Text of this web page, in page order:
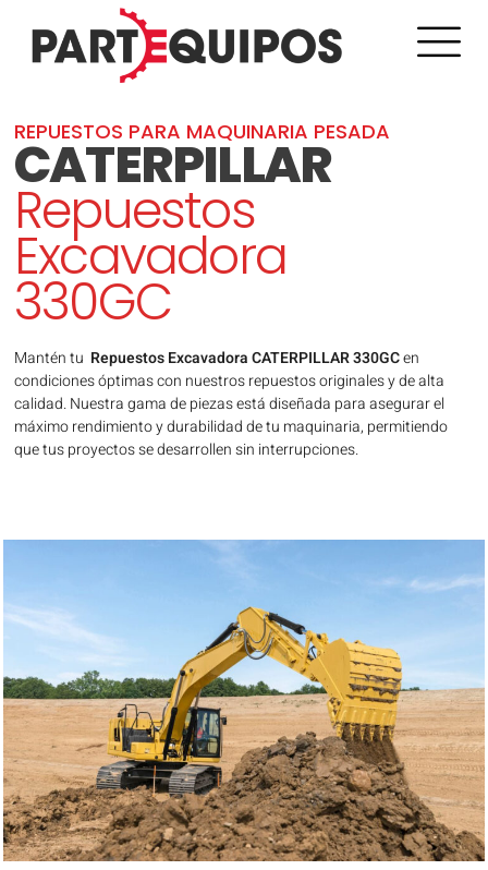
REPUESTOS PARA MAQUINARIA PESADA
CATERPILLAR
Repuestos
Excavadora
330GC
Mantén tu Repuestos Excavadora CATERPILLAR 330GCen
condiciones óptimas con nuestros repuestos originales y de alta
calidad. Nuestra gama de piezas está diseñada para asegurar el
máximo rendimiento y durabilidad de tu maquinaria, permitiendo
que tus proyectos se desarrollen sin interrupciones.